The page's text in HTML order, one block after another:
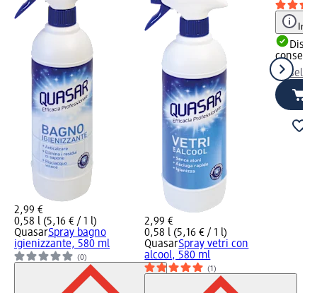
2,99 €
0,58 l (5,16 € / 1 l)
QuasarSpray bagno
igienizzante, 580 ml
(0)
2,99 €
0,58 l (5,16 € / 1 l)
QuasarSpray vetri con
alcool, 580 ml
(1)